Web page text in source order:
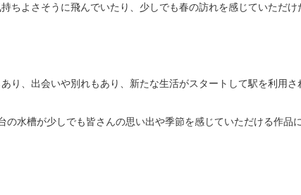
ちよさそうに飛んでいたり、少しでも春の訪れを感じていただけ
り、出会いや別れもあり、新たな生活がスタートして駅を利用さ
の水槽が少しでも皆さんの思い出や季節を感じていただける作品